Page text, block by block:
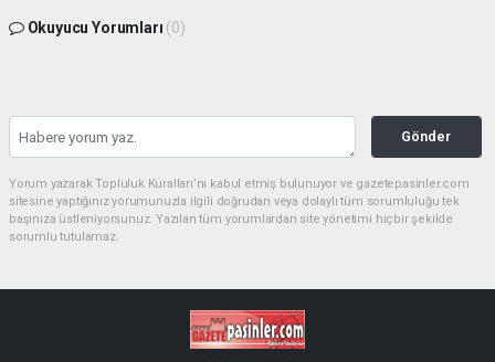
Okuyucu Yorumları (0)
Gönder
Yorum yazarak Topluluk Kuralları’nı kabul etmiş bulunuyor ve gazetepasinler.com
sitesine yaptığınız yorumunuzla ilgili doğrudan veya dolaylı tüm sorumluluğu tek
başınıza üstleniyorsunuz. Yazılan tüm yorumlardan site yönetimi hiçbir şekilde
sorumlu tutulamaz.